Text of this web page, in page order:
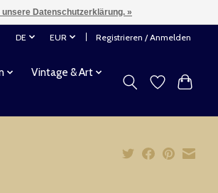
DE EUR Registrieren / Anmelden
Vintage & Art
Datenschutzerklärung. »